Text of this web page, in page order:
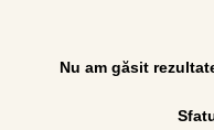
Nu am găsit